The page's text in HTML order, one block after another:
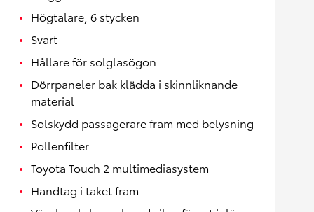
Högtalare, 6 stycken
Svart
Hållare för solglasögon
Dörrpaneler bak klädda i skinnliknande
material
Solskydd passagerare fram med belysning
Pollenfilter
Toyota Touch 2 multimediasystem
Handtag i taket fram